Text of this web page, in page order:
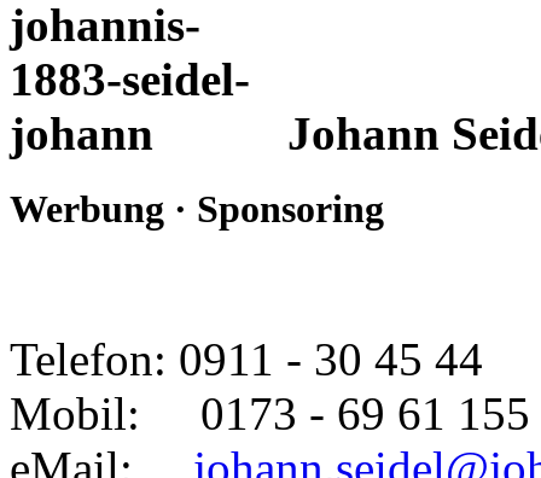
Johann
Werbung · Sponsoring
Telefon: 0911 - 30 45 44
Mobil: 0173 - 69 61 155